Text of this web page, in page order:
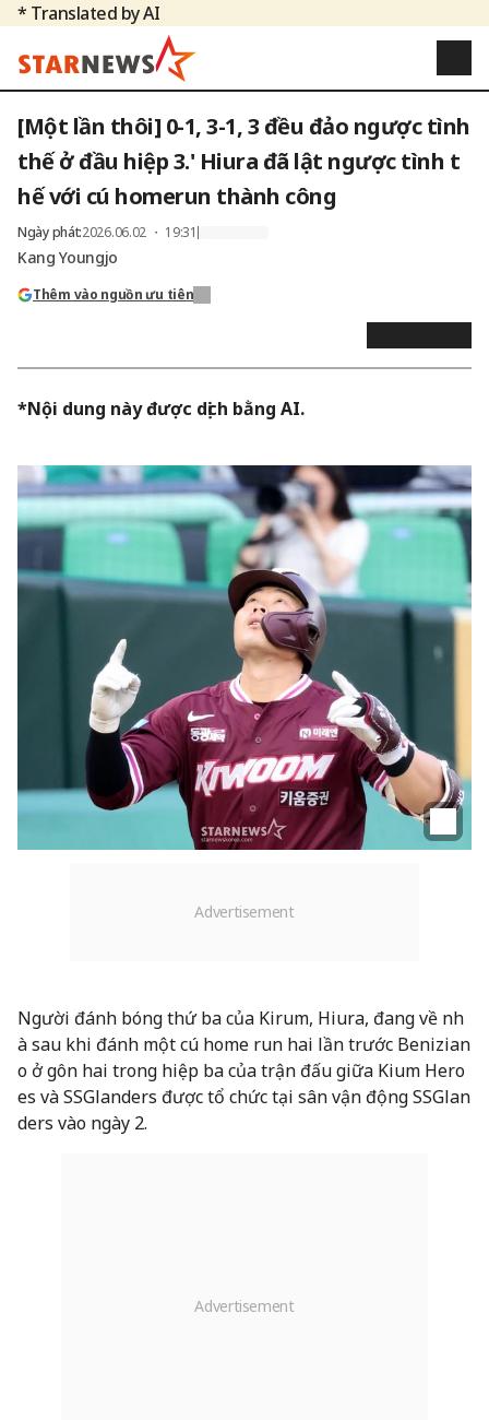
* Translated by AI
[Một lần thôi] 0-1, 3-1, 3 đều đảo ngược tình
thế ở đầu hiệp 3.' Hiura đã lật ngược tình t
hế với cú homerun thành công
Ngày phát:2026.06.02 ・ 19:31
Kang Youngjo
Thêm vào nguồn ưu tiên
*Nội dung này được dịch bằng AI.
Người đánh bóng thứ ba của Kirum, Hiura, đang về nh
à sau khi đánh một cú home run hai lần trước Benizian
o ở gôn hai trong hiệp ba của trận đấu giữa Kium Hero
es và SSGlanders được tổ chức tại sân vận động SSGlan
ders vào ngày 2.